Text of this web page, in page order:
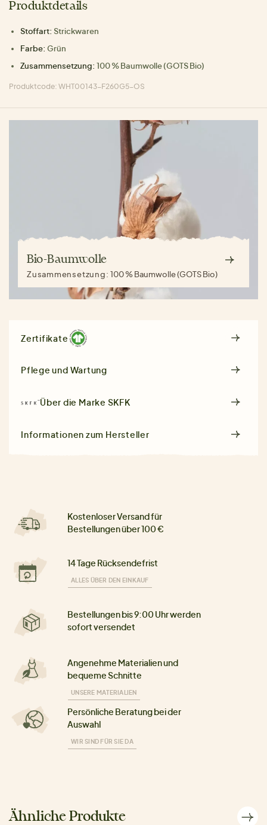
Produktdetails
Stoffart: Strickwaren
Farbe: Grün
Zusammensetzung: 100 % Baumwolle (GOTS Bio)
Produktcode: WHT00143-F260G5-OS
Bio-Baumwolle
Zusammensetzung:100 % Baumwolle (GOTS Bio)
Zertifikate
Pflege und Wartung
Über die Marke SKFK
Informationen zum Hersteller
Kostenloser Versand für
Bestellungen über 100 €
14 Tage Rücksendefrist
ALLES ÜBER DEN EINKAUF
Bestellungen bis 9:00 Uhr werden
sofort versendet
Angenehme Materialien und
bequeme Schnitte
UNSERE MATERIALIEN
Persönliche Beratung bei der
Auswahl
WIR SIND FÜR SIE DA
Ähnliche Produkte